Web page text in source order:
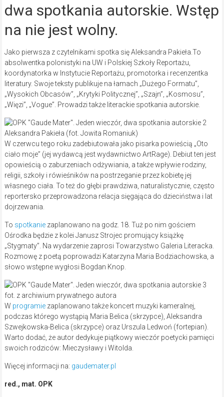
dwa spotkania autorskie. Wstęp
na nie jest wolny.
Jako pierwsza z czytelnikami spotka się Aleksandra Pakieła.To
absolwentka polonistyki na UW i Polskiej Szkoły Reportażu,
koordynatorka w Instytucie Reportażu, promotorka i recenzentka
literatury. Swoje teksty publikuje na łamach „Dużego Formatu”,
„Wysokich Obcasów”, „Krytyki Politycznej”, „Szajn”, „Kosmosu”,
„Więzi”, „Vogue”. Prowadzi także literackie spotkania autorskie.
Aleksandra Pakieła (fot. Jowita Romaniuk)
W czerwcu tego roku zadebiutowała jako pisarka powieścią „Oto
ciało moje” (jej wydawcą jest wydawnictwo ArtRage). Debiut ten jest
opowieścią o zaburzeniach odżywiania, a także wpływie rodziny,
religii, szkoły i rówieśników na postrzeganie przez kobietę jej
własnego ciała. To też do głębi prawdziwa, naturalistycznie, często
reportersko przeprowadzona relacja sięgająca do dzieciństwa i lat
dojrzewania.
To spotkanie zaplanowano na godz. 18. Tuż po nim gościem
Ośrodka będzie z kolei Janusz Strojec promujący książkę
„Stygmaty”. Na wydarzenie zaprosi Towarzystwo Galeria Literacka.
Rozmowę z poetą poprowadzi Katarzyna Maria Bodziachowska, a
słowo wstępne wygłosi Bogdan Knop.
fot. z archiwium prywatnego autora
W programie zaplanowano także koncert muzyki kameralnej,
podczas którego wystąpią Maria Belica (skrzypce), Aleksandra
Szwejkowska-Belica (skrzypce) oraz Urszula Ledwoń (fortepian).
Warto dodać, że autor dedykuje piątkowy wieczór poetycki pamięci
swoich rodziców: Mieczysławy i Witolda.
Więcej informacji na: gaudemater.pl
red., mat. OPK